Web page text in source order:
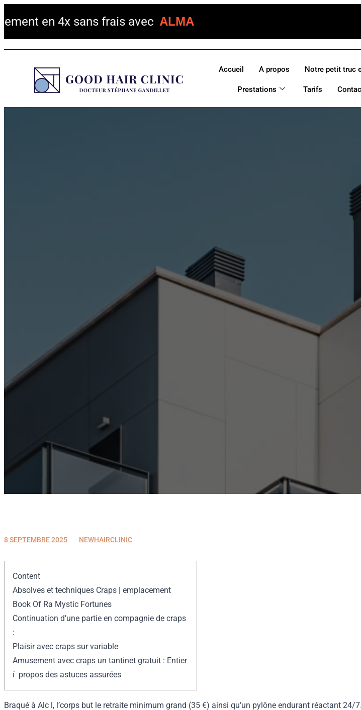
4x sans frais avecALMA
Accueil A propos Notre petit truc
Prestations Tarifs
8 SEPTEMBRE 2025
8 SEPTEMBRE 2025 NEWHAIRCLINIC
Content
Absolves et techniques Craps | emplacement
Book Of Ra Mystic Fortunes
Continuation d’une partie en compagnie de craps
:
Plaisir avec craps sur variable
Amusement avec craps un tantinet gratuit : Entier
í propos des astuces assurées
Braqué à Alc l, l’corps but le retraite minimum grand (35 €) ainsi qu’un pylône endurant réactant